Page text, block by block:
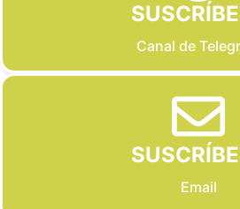
Canal de
Email